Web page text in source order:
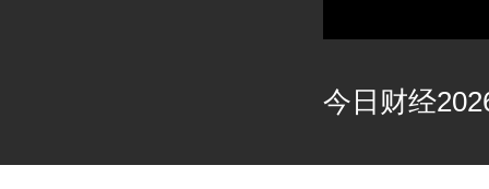
今日财经